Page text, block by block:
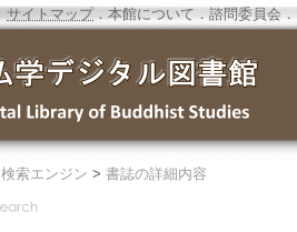
サイトマップ．本館について ． 諮問委員会 ．
検索エンジン > 書誌の詳細内容